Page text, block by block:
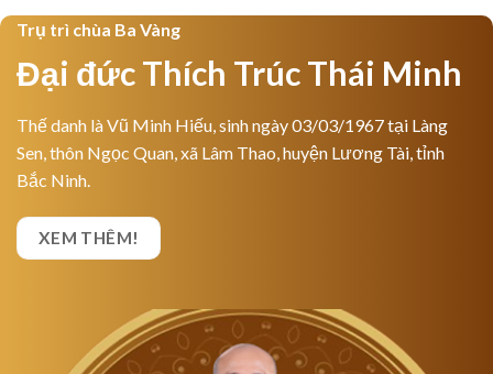
Trụ trì chùa Ba Vàng
Đại đức Thích Trúc Thái Minh
Thế danh là Vũ Minh Hiếu, sinh ngày 03/03/1967 tại Làng
Sen, thôn Ngọc Quan, xã Lâm Thao, huyện Lương Tài, tỉnh
Bắc Ninh.
XEM THÊM!